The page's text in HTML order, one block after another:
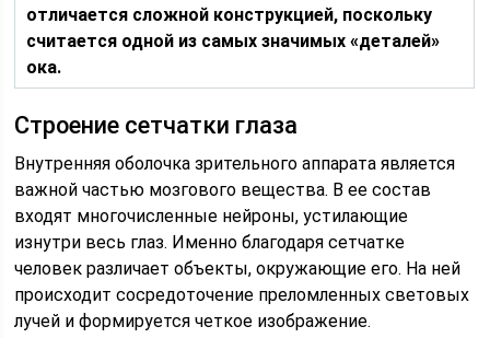
отличается сложной конструкцией, поскольку
считается одной из самых значимых «деталей»
ока.
Строение сетчатки глаза
Внутренняя оболочка зрительного аппарата является
важной частью мозгового вещества. В ее состав
входят многочисленные нейроны, устилающие
изнутри весь глаз. Именно благодаря сетчатке
человек различает объекты, окружающие его. На ней
происходит сосредоточение преломленных световых
лучей и формируется четкое изображение.